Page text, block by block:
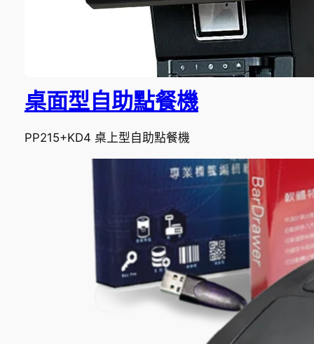
桌面型自助點餐機
PP215+KD4 桌上型自助點餐機